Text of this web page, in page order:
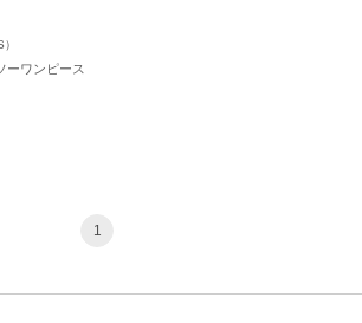
ーワンピース
1